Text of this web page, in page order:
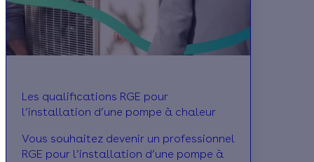
Les qualifications RGE pour
l’installation d’une pompe à chaleur
Vous souhaitez devenir un professionnel
RGE pour l’installation d’une pompe à